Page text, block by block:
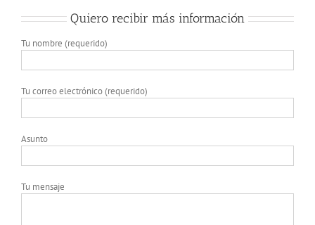
Quiero recibir más información
Tu nombre (requerido)
Tu correo electrónico (requerido)
Asunto
Tu mensaje